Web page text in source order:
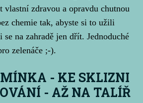
vlastní zdravou a opravdu chutnou
chemie tak, abyste si to užili
se na zahradě jen dřít. Jednoduché
zelenáče ;-).
- KE SKLIZNI
- AŽ NA TALÍŘ